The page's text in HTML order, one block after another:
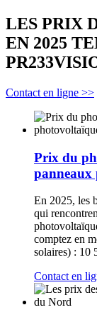
LES PRIX
EN 2025
Contact en ligne >>
Prix du
panneaux
En 2025, les
qui
comptez en
solaires) : 10
Contact en